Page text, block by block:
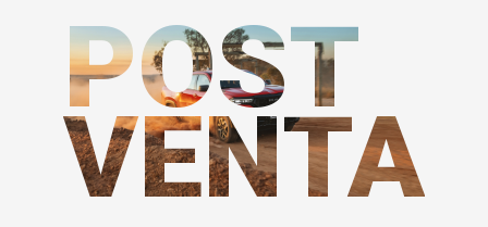
POST
VENTA